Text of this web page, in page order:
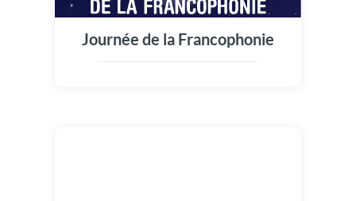
Journée de la Francophonie